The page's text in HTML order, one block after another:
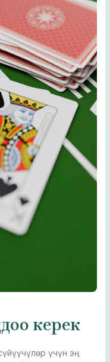
керек
үчүн эң